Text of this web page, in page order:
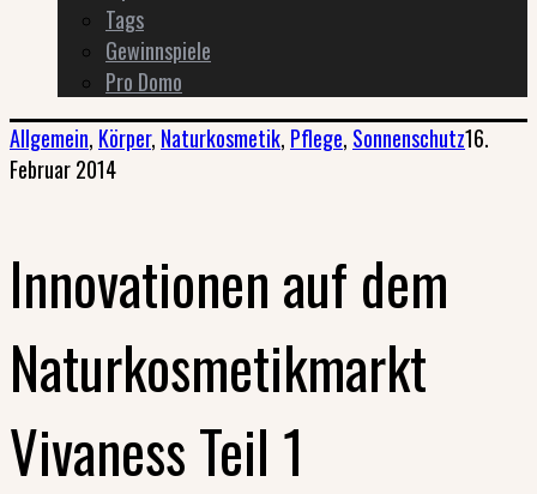
Tags
Gewinnspiele
Pro Domo
Allgemein, Körper, Naturkosmetik, Pflege, Sonnenschutz16.
Februar 2014
Innovationen auf dem
Naturkosmetikmarkt
Vivaness Teil 1